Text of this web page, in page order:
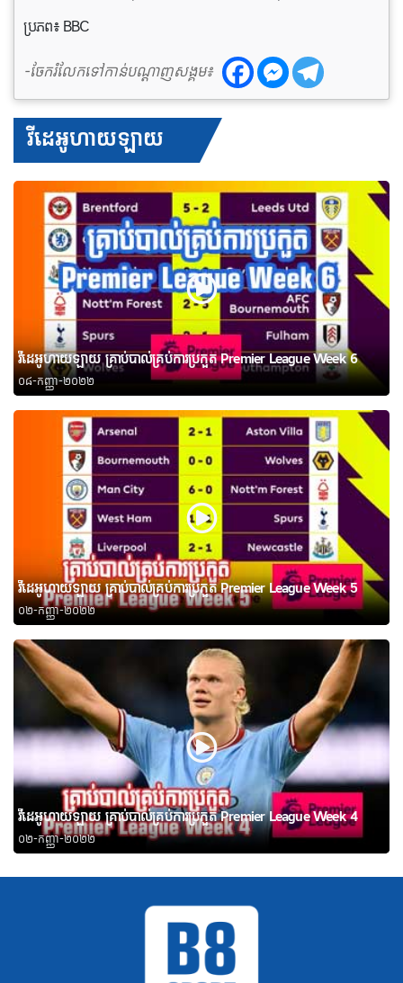
ប្រភព៖ BBC
-ចែករំលែកទៅកាន់បណ្តាញសង្គម៖
វីដេអូហាយឡាយ
វីដេអូហាយឡាយ គ្រាប់បាល់គ្រប់ការប្រកួត Premier League Week 6
០៨-កញ្ញា-២០២២
វីដេអូហាយឡាយ គ្រាប់បាល់គ្រប់ការប្រកួត Premier League Week 5
០២-កញ្ញា-២០២២
វីដេអូហាយឡាយ គ្រាប់បាល់គ្រប់ការប្រកួត Premier League Week 4
០២-កញ្ញា-២០២២